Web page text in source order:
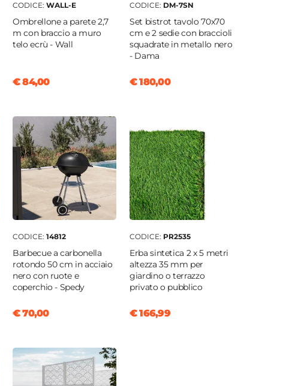
CODICE: WALL-E
Ombrellone a parete 2,7
m con braccio a muro
telo ecrù - Wall
€ 84,00
CODICE: DM-7SN
Set bistrot tavolo 70x70
cm e 2 sedie con braccioli
squadrate in metallo nero
- Dama
€ 180,00
CODICE: 14812
Barbecue a carbonella
rotondo 50 cm in acciaio
nero con ruote e
coperchio - Spedy
€ 70,00
CODICE: PR2535
Erba sintetica 2 x 5 metri
altezza 35 mm per
giardino o terrazzo
privato o pubblico
€ 166,99